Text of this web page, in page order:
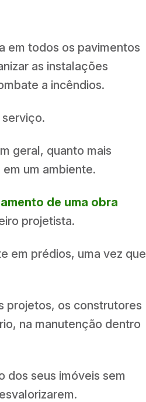
em todos os pavimentos
as instalações
a incêndios.
geral, quanto mais
um ambiente.
de uma obra
projetista.
em prédios, uma vez que
projetos, os construtores
na manutenção dentro
dos seus imóveis sem